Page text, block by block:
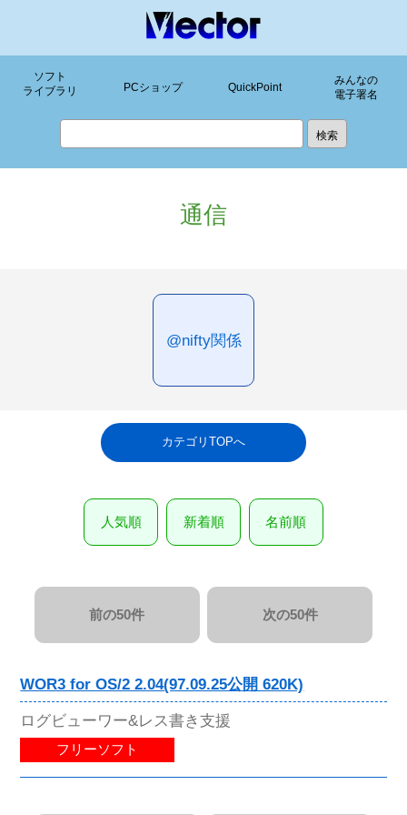
ソフト
ライブラリ
PCショップ QuickPoint
みんなの
電子署名
通信
@nifty関係
カテゴリTOPへ
人気順 新着順 名前順
前の50件 次の50件
WOR3 for OS/2 2.04(97.09.25公開 620K)
ログビューワー&レス書き支援
フリーソフト